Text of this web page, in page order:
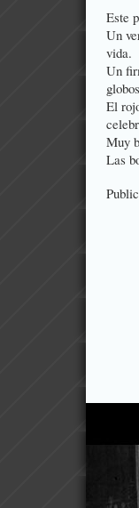
Este
Un
vida.
Un
El
Muy
Las